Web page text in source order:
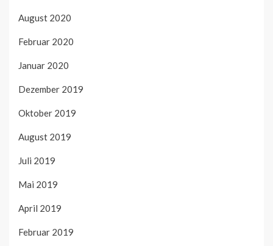
August 2020
Februar 2020
Januar 2020
Dezember 2019
Oktober 2019
August 2019
Juli 2019
Mai 2019
April 2019
Februar 2019